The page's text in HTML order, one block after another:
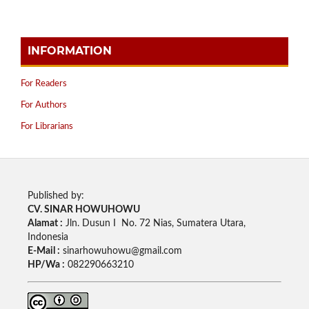
INFORMATION
For Readers
For Authors
For Librarians
Published by:
CV. SINAR HOWUHOWU
Alamat : Jln. Dusun I No. 72 Nias, Sumatera Utara,
Indonesia
E-Mail : sinarhowuhowu@gmail.com
HP/Wa : 082290663210